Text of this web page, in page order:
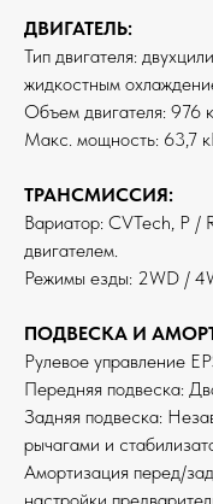
ДВИГАТЕЛЬ:
Тип двигателя:
жидкостным
Объем двигателя: 976
Макс. мощность: 63,7
ТРАНСМИССИЯ:
Вариатор: CVTech, P /
двигателем.
Режимы езды: 2WD /
ПОДВЕСКА И
Рулевое управление
Передняя подвеска:
Задняя подвеска:
рычагами и
Амортизация перед/
настройки